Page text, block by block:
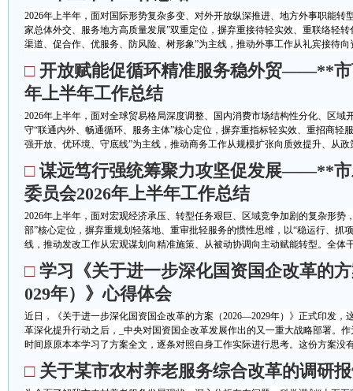
2026年上半年，面对国际形势复杂多变、对外开放纵深推进、地方外事职能转
家总体外交、服务地方高质量发展”双重定位，摒弃重接待轻实效、重联络轻
渠道、促合作、优服务、防风险、树形象”为主线，推动外事工作从礼宾接待
□ 开放赋能促循环精准服务稳外贸——**市
年上半年工作总结
2026年上半年，面对全球贸易格局深度调整、国内消费市场结构性分化、区域
守“联通内外、畅通循环、服务主体”核心定位，摒弃重指标轻实效、重招商轻
强开放、优环境、守底线”为主线，推动商务工作从规模扩张向质效提升、从
□ 谋远笃行强统筹聚力攻坚促发展——**市
委员会2026年上半年工作总结
2026年上半年，面对宏观经济承压、转型任务艰巨、区域竞争加剧的复杂形势
部”核心定位，摒弃重规划轻落地、重审批轻服务的惯性思维，以“稳运行、抓
线，推动发改工作从宏观谋划向精准施策、从被动协调向主动赋能转型。全体
□ 学习《关于进一步深化国资国企改革的
029年）》心得体会
近日，《关于进一步深化国资国企改革的方案（2026—2029年）》正式印发，
革深化提升行动之后，_中央对国资国企改革发展作出的又一重大战略部署。
时间原原本本学习了方案全文，逐条对照自身工作实际进行思考。这份方案没
□ 关于某市农村养老服务综合改革的调研